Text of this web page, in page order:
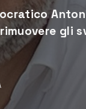
gli